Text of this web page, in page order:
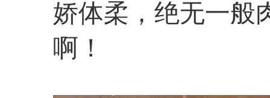
娇体柔，绝无一般
啊！